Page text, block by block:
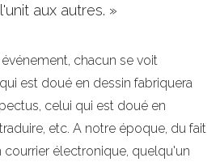
aux autres. »
chacun se voit
est doué en dessin fabriquera
celui qui est doué en
etc. A notre époque, du fait
électronique, quelqu'un